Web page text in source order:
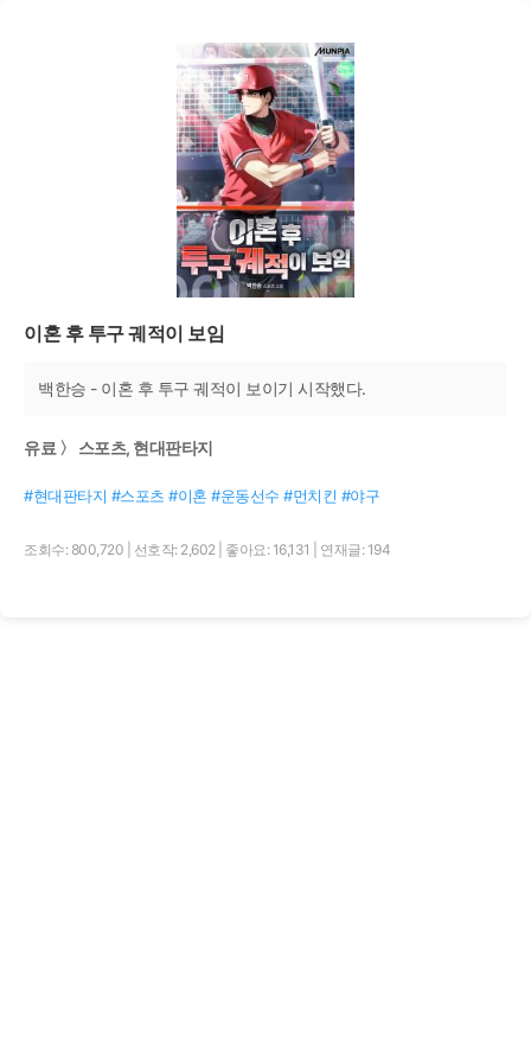
이혼 후 투구 궤적이 보임
백한승 - 이혼 후 투구 궤적이 보이기 시작했다.
유료 〉 스포츠, 현대판타지
#현대판타지 #스포츠 #이혼 #운동선수 #먼치킨 #야구
조회수: 800,720 선호작: 2,602 좋아요: 16,131 연재글: 194